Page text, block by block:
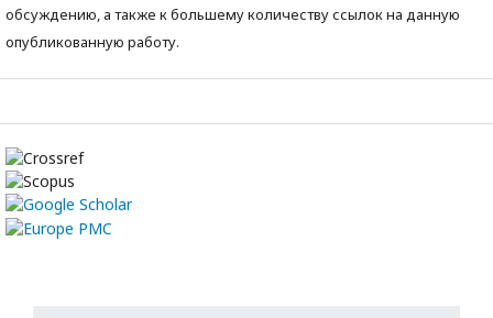
обсуждению, а также к большему количеству ссылок на данную
опубликованную работу.